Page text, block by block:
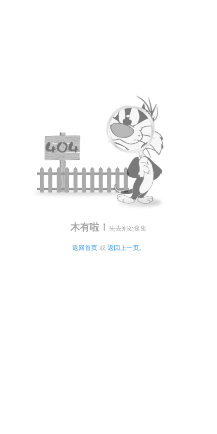
木有啦！ 先去别处逛逛
返回首页 或 返回上一页。